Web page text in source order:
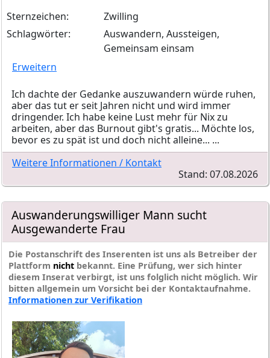
Sternzeichen:
Zwilling
Schlagwörter:
Auswandern, Aussteigen,
Gemeinsam einsam
Erweitern
Ich dachte der Gedanke auszuwandern würde ruhen,
aber das tut er seit Jahren nicht und wird immer
dringender. Ich habe keine Lust mehr für Nix zu
arbeiten, aber das Burnout gibt's gratis... Möchte los,
bevor es zu spät ist und doch nicht alleine... ...
Weitere Informationen / Kontakt
Stand: 07.08.2026
Auswanderungswilliger Mann sucht
Ausgewanderte Frau
Die Postanschrift des Inserenten ist uns als Betreiber der
Plattform nicht bekannt. Eine Prüfung, wer sich hinter
diesem Inserat verbirgt, ist uns folglich nicht möglich. Wir
bitten allgemein um Vorsicht bei der Kontaktaufnahme.
Informationen zur Verifikation